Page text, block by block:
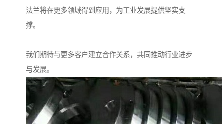
法兰将在更多领域得到应用，为工业发展提供坚实支
撑。
我们期待与更多客户建立合作关系，共同推动行业进步
与发展。